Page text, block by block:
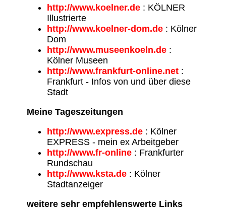
http://www.koelner.de: KÖLNER
Illustrierte
http://www.koelner-dom.de: Kölner
Dom
http://www.museenkoeln.de:
Kölner Museen
http://www.frankfurt-online.net:
Frankfurt - Infos von und über diese
Stadt
Meine Tageszeitungen
http://www.express.de: Kölner
EXPRESS - mein ex Arbeitgeber
http://www.fr-online: Frankfurter
Rundschau
http://www.ksta.de: Kölner
Stadtanzeiger
weitere sehr empfehlenswerte Links